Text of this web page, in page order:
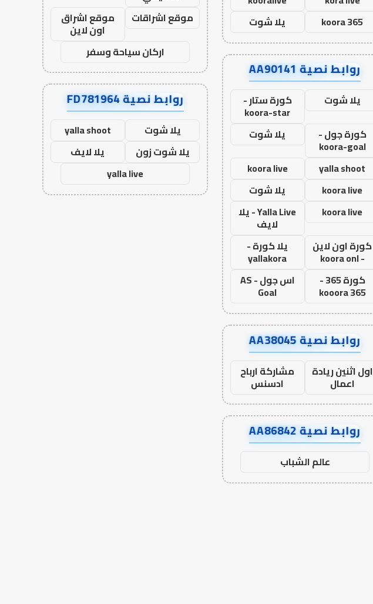
koora 365
يلا شوت
روابط نصية AA90141
يلا شوت كورة ستار -
koora-star
كورة جول -
koora-goal
يلا شوت
yalla shoot
koora live
koora live
يلا شوت
koora live
Yalla Live - يلا
لايف
كورة اون لاين
- koora onl
يلا كورة -
yallakora
كورة 365 -
kooora 365
اس جول - AS
Goal
روابط نصية AA38045
اول اثنين ريادة
اعمال
مشاركة ارباح
ادسنس
روابط نصية AA86842
عالم الشباب
موقع اشراقات
موقع اشراق
اون لاين
اركان سياحة وسفر
روابط نصية FD781964
يلا شوت
yalla shoot
يلا شوت زون
يلا لايف
yalla live